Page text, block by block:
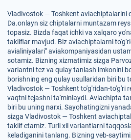
Vladivostok — Toshkent aviachiptalarini
Da.onlayn siz chiptalarni muntazam
topasiz. Bizda faqat ichki va xalqaro
takliflar mavjud. Biz aviachiptalarni
avialiniyalari" aviakompaniyasidan
sotamiz. Bizning xizmatimiz sizga
variantni tez va qulay tanlash imkonini
borishning eng qulay usullaridan biri bu
Vladivostok — Toshkent to'g'ridan-to'g'ri
vaqtni tejashni ta'minlaydi. Aviachipta
biri bu uning narxi. Sayohatingizni
sizga Vladivostok — Toshkent
taklif etamiz. Turli xil variantlarni
keladiganini tanlang. Bizning veb-